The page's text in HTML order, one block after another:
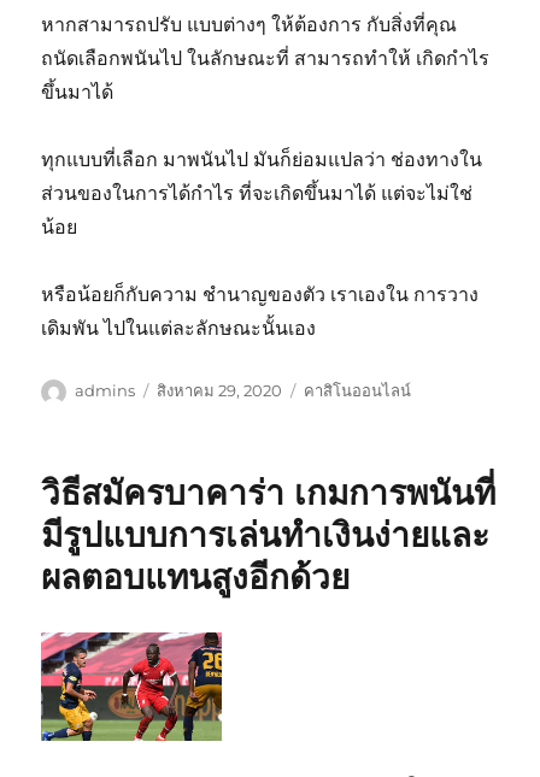
หากสามารถปรับ แบบต่างๆ ให้ต้องการ กับสิ่งที่คุณ
ถนัดเลือกพนันไป ในลักษณะที่ สามารถทำให้ เกิดกำไร
ขึ้นมาได้
ทุกแบบที่เลือก มาพนันไป มันก็ย่อมแปลว่า ช่องทางใน
ส่วนของในการได้กำไร ที่จะเกิดขึ้นมาได้ แต่จะไม่ใช่
น้อย
หรือน้อยก็กับความ ชำนาญของตัว เราเองใน การวาง
เดิมพัน ไปในแต่ละลักษณะนั้นเอง
ผู้
admins
เขียน
สิงหาคม 29, 2020
หมวด
คาสิโนออนไลน์
วิธีสมัครบาคาร่า เกมการพนันที่
มีรูปแบบการเล่นทำเงินง่ายและ
ผลตอบแทนสูงอีกด้วย